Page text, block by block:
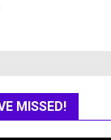
MISSED!